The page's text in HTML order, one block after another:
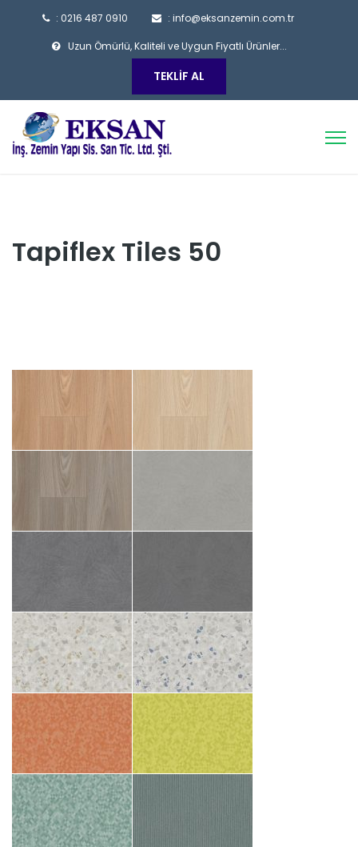
: 0216 487 0910 : info@eksanzemin.com.tr
Uzun Ömürlü, Kaliteli ve Uygun Fiyatlı Ürünler...
TEKLIF AL
Tapiflex Tiles 50